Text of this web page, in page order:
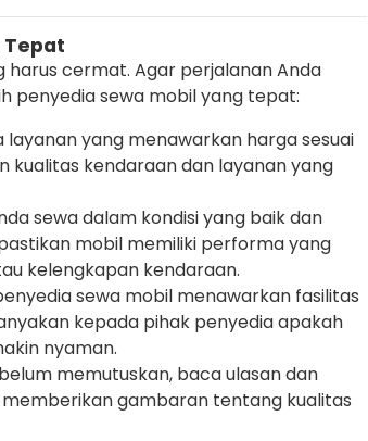
Tepat
harus cermat. Agar perjalanan Anda
penyedia sewa mobil yang tepat:
layanan yang menawarkan harga sesuai
kualitas kendaraan dan layanan yang
sewa dalam kondisi yang baik dan
mobil memiliki performa yang
kelengkapan kendaraan.
sewa mobil menawarkan fasilitas
kepada pihak penyedia apakah
nyaman.
memutuskan, baca ulasan dan
gambaran tentang kualitas